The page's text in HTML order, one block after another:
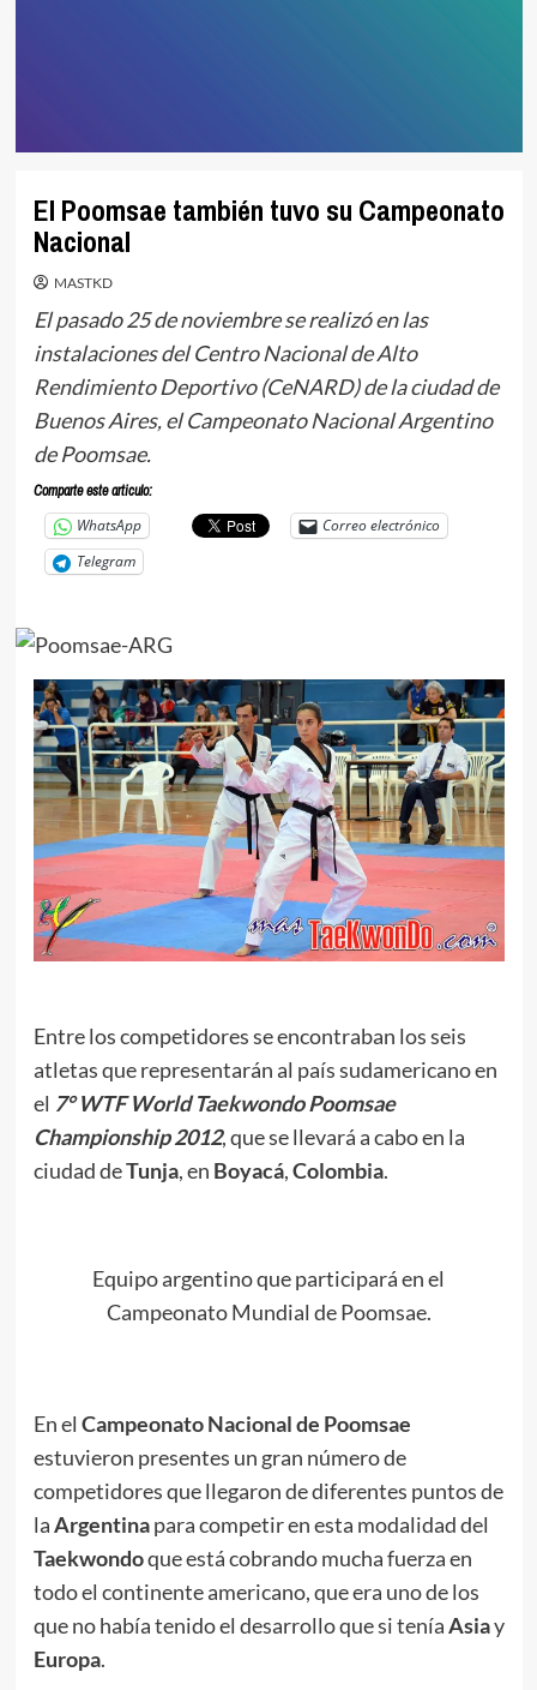
El Poomsae también tuvo su Campeonato
Nacional
MASTKD
El pasado 25 de noviembre se realizó en las
instalaciones del Centro Nacional de Alto
Rendimiento Deportivo (CeNARD) de la ciudad de
Buenos Aires, el Campeonato Nacional Argentino
de Poomsae.
Comparte este articulo:
WhatsApp
Correo electrónico
Telegram
Entre los competidores se encontraban los seis
atletas que representarán al país sudamericano en
el 7° WTF World Taekwondo Poomsae
Championship 2012,que se llevará a cabo en la
ciudad deTunja, en Boyacá,Colombia.
Equipo argentino que participará en el
Campeonato Mundial de Poomsae.
En el Campeonato Nacional de Poomsae
estuvieron presentes un gran número de
competidores que llegaron de diferentes puntos de
laArgentinapara competir en esta modalidad del
Taekwondoque está cobrando mucha fuerza en
todo el continente americano, que era uno de los
que no había tenido el desarrollo que si teníaAsiay
Europa.